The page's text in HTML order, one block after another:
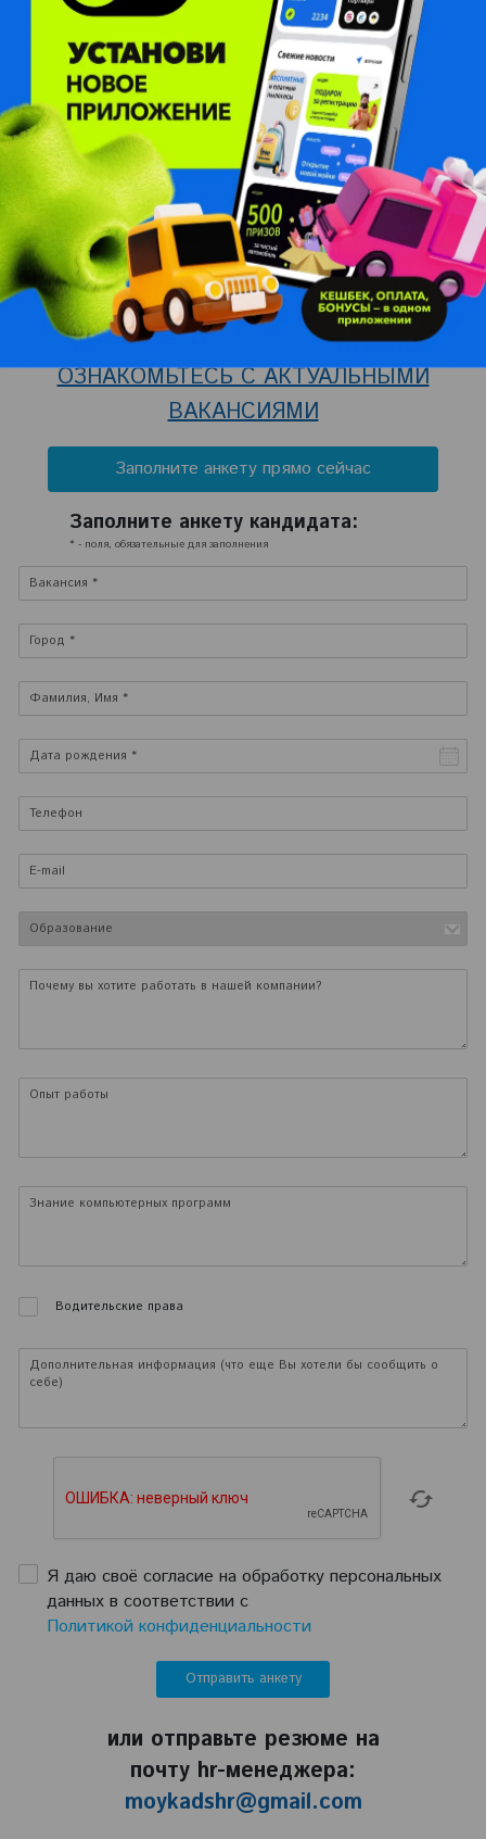
ОЗНАКОМЬТЕСЬ С АКТУАЛЬНЫМИ
ВАКАНСИЯМИ
Заполните анкету прямо сейчас
Заполните анкету кандидата:
* - поля, обязательные для заполнения
Водительские права
Я даю своё согласие на обработку персональных
данных в соответствии с
Политикой конфиденциальности
или отправьте резюме на
почту hr-менеджера:
moykadshr@gmail.com